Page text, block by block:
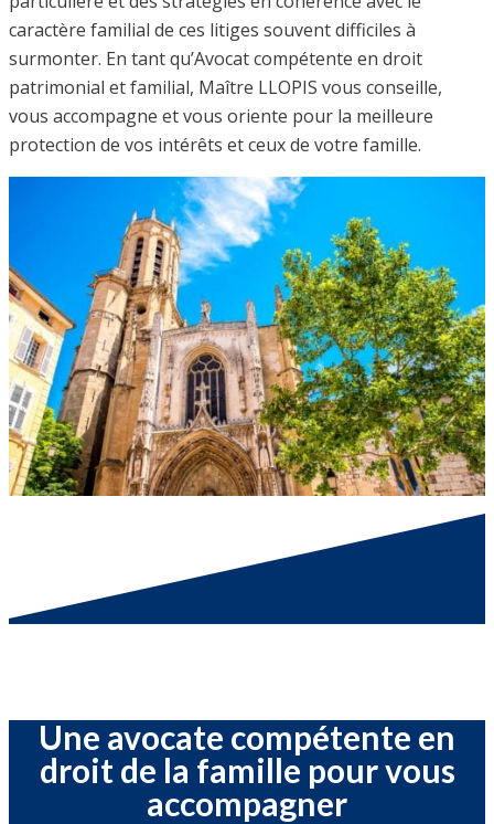
caractère familial de ces litiges souvent difficiles à
surmonter. En tant qu’Avocat compétente en droit
patrimonial et familial, Maître LLOPIS vous conseille,
vous accompagne et vous oriente pour la meilleure
protection de vos intérêts et ceux de votre famille.
Une avocate compétente en
droit de la famille pour vous
accompagner